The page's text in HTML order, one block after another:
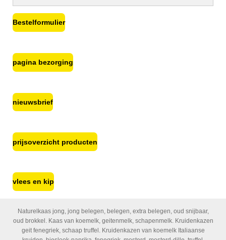
Bestelformulier
pagina bezorging
nieuwsbrief
prijsoverzicht producten
vlees en kip
Naturelkaas jong, jong belegen, belegen, extra belegen, oud snijbaar,
oud brokkel. Kaas van koemelk, geitenmelk, schapenmelk. Kruidenkazen
geit fenegriek, schaap truffel. Kruidenkazen van koemelk Italiaanse